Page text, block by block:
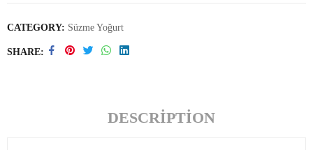
CATEGORY: Süzme Yoğurt
SHARE
DESCRIPTION